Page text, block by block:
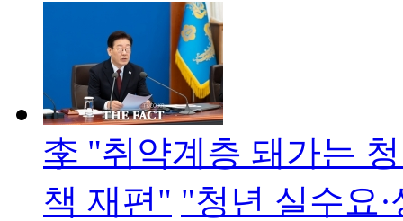
李 "취약계층 돼가는
책 재편" "청년 실수요